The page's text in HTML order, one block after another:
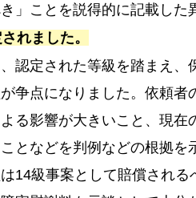
」ことを説得的に記載し
れました。
認定された等級を踏まえ
争点になりました。依頼
る影響が大きいこと、現
となどを判例などの根拠
14級事案として賠償され